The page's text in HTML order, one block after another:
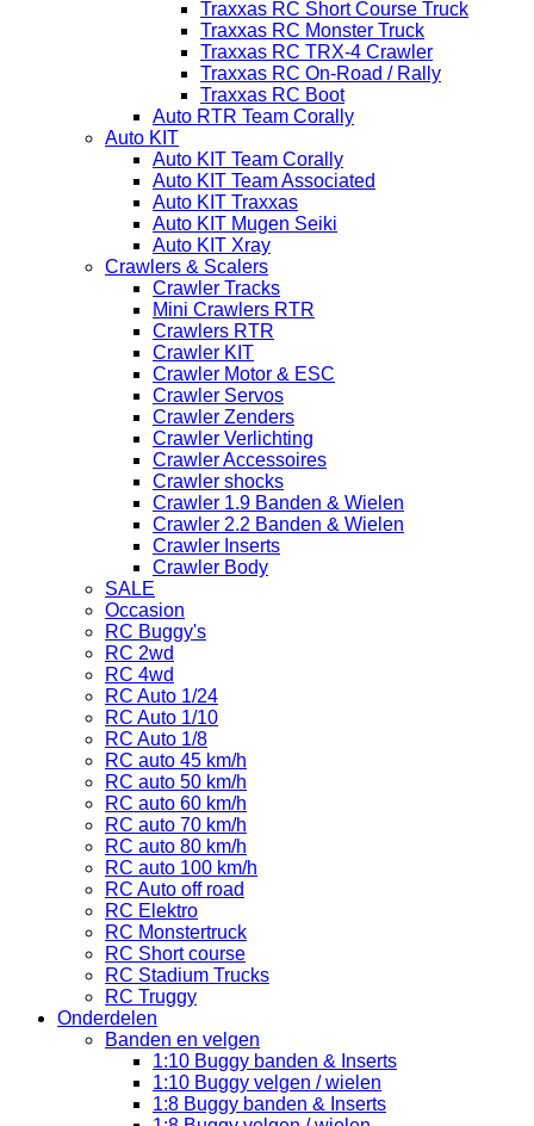
Traxxas RC Short Course Truck
Traxxas RC Monster Truck
Traxxas RC TRX-4 Crawler
Traxxas RC On-Road / Rally
Traxxas RC Boot
Auto RTR Team Corally
Auto KIT
Auto KIT Team Corally
Auto KIT Team Associated
Auto KIT Traxxas
Auto KIT Mugen Seiki
Auto KIT Xray
Crawlers & Scalers
Crawler Tracks
Mini Crawlers RTR
Crawlers RTR
Crawler KIT
Crawler Motor & ESC
Crawler Servos
Crawler Zenders
Crawler Verlichting
Crawler Accessoires
Crawler shocks
Crawler 1.9 Banden & Wielen
Crawler 2.2 Banden & Wielen
Crawler Inserts
Crawler Body
SALE
Occasion
RC Buggy's
RC 2wd
RC 4wd
RC Auto 1/24
RC Auto 1/10
RC Auto 1/8
RC auto 45 km/h
RC auto 50 km/h
RC auto 60 km/h
RC auto 70 km/h
RC auto 80 km/h
RC auto 100 km/h
RC Auto off road
RC Elektro
RC Monstertruck
RC Short course
RC Stadium Trucks
RC Truggy
Onderdelen
Banden en velgen
1:10 Buggy banden & Inserts
1:10 Buggy velgen / wielen
1:8 Buggy banden & Inserts